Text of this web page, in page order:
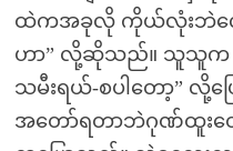
ထဲကအခုလို ကိုယ်လုံးဘဲလ
ဟာ” လို့ဆိုသည်။ သူသူက
သမီးရယ်-စပါတော့” လို့
အတော်ရတာဘဲဂုဏ်ထူးတွ